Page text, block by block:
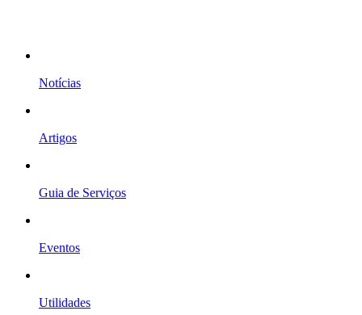
Notícias
Artigos
Guia de Serviços
Eventos
Utilidades